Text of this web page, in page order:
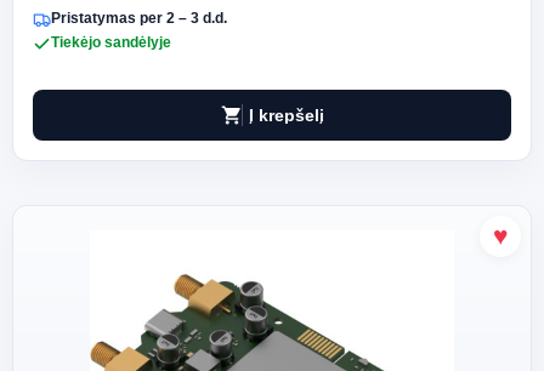
Pristatymas per 2 – 3 d.d.
Tiekėjo sandėlyje
shopping_cart Į krepšelį